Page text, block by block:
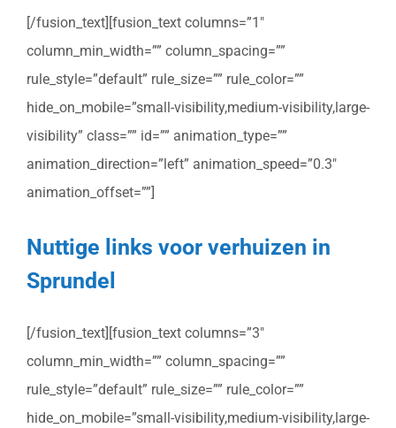
[/fusion_text][fusion_text columns=”1″
column_min_width=”” column_spacing=””
rule_style=”default” rule_size=”” rule_color=””
hide_on_mobile=”small-visibility,medium-visibility,large-
visibility” class=”” id=”” animation_type=””
animation_direction=”left” animation_speed=”0.3″
animation_offset=””]
Nuttige links voor verhuizen in
Sprundel
[/fusion_text][fusion_text columns=”3″
column_min_width=”” column_spacing=””
rule_style=”default” rule_size=”” rule_color=””
hide_on_mobile=”small-visibility,medium-visibility,large-